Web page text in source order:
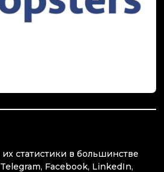
статистики в большинстве
Facebook, LinkedIn,